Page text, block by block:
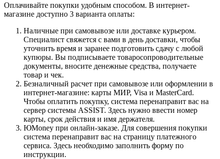
Оплачивайте покупки удобным способом. В интернет-
магазине доступно 3 варианта оплаты:
Наличные при самовывозе или доставке курьером.
Специалист свяжется с вами в день доставки, чтобы
уточнить время и заранее подготовить сдачу с любой
купюры. Вы подписываете товаросопроводительные
документы, вносите денежные средства, получаете
товар и чек.
Безналичный расчет при самовывозе или оформлении в
интернет-магазине: карты МИР, Visa и MasterCard.
Чтобы оплатить покупку, система перенаправит вас на
сервер системы ASSIST. Здесь нужно ввести номер
карты, срок действия и имя держателя.
ЮMoney при онлайн-заказе. Для совершения покупки
система перенаправит вас на страницу платежного
сервиса. Здесь необходимо заполнить форму по
инструкции.